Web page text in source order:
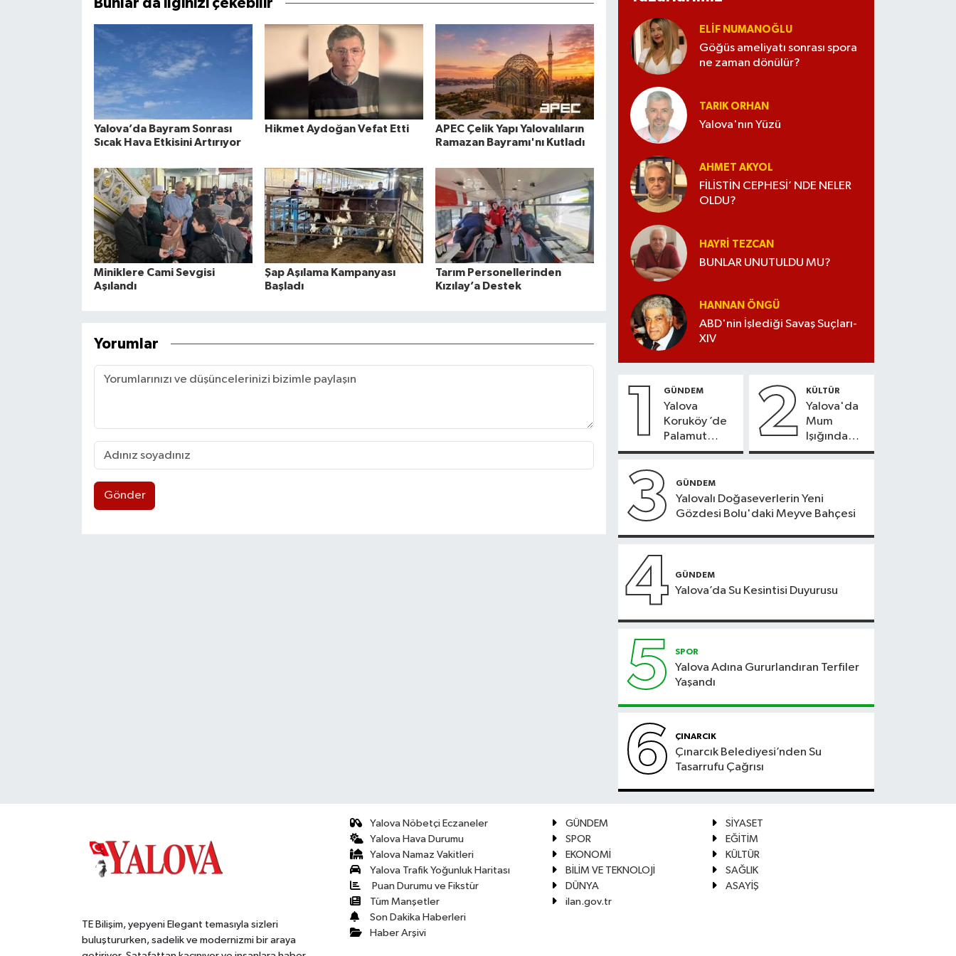
Bunlar da ilginizi çekebilir
Yalova’da Bayram Sonrası
Sıcak Hava Etkisini Artırıyor
Hikmet Aydoğan Vefat Etti
APEC Çelik Yapı Yalovalıların
Ramazan Bayramı'nı Kutladı
Miniklere Cami Sevgisi
Aşılandı
Şap Aşılama Kampanyası
Başladı
Tarım Personellerinden
Kızılay’a Destek
Yorumlar
Gönder
ELİF NUMANOĞLU
Göğüs ameliyatı sonrası spora
ne zaman dönülür?
TARIK ORHAN
Yalova'nın Yüzü
AHMET AKYOL
FİLİSTİN CEPHESİ’ NDE NELER
OLDU?
HAYRI TEZCAN
BUNLAR UNUTULDU MU?
HANNAN ÖNGÜ
ABD'nin İşlediği Savaş Suçları-
XIV
1 GÜNDEM
Yalova
Koruköy ’de
Palamut
Sezonu
2 KÜLTÜR
Yalova'da
Mum
Işığında
Konser
3 GÜNDEM
Yalovalı Doğaseverlerin Yeni
Gözdesi Bolu'daki Meyve Bahçesi
4 GÜNDEM
Yalova’da Su Kesintisi Duyurusu
5 SPOR
Yalova Adına Gururlandıran Terfiler
Yaşandı
6 ÇINARCIK
Çınarcık Belediyesi’nden Su
Tasarrufu Çağrısı
TE Bilişim, yepyeni Elegant temasıyla sizleri
buluştururken, sadelik ve modernizmi bir araya
Yalova Nöbetçi Eczaneler
Yalova Hava Durumu
Yalova Namaz Vakitleri
Yalova Trafik Yoğunluk Haritası
Puan Durumu ve Fikstür
Tüm Manşetler
Son Dakika Haberleri
Haber Arşivi
GÜNDEM
SİYASET
SPOR
EĞİTİM
EKONOMİ
KÜLTÜR
BİLİM VE TEKNOLOJİ
SAĞLIK
DÜNYA
ASAYİŞ
ilan.gov.tr